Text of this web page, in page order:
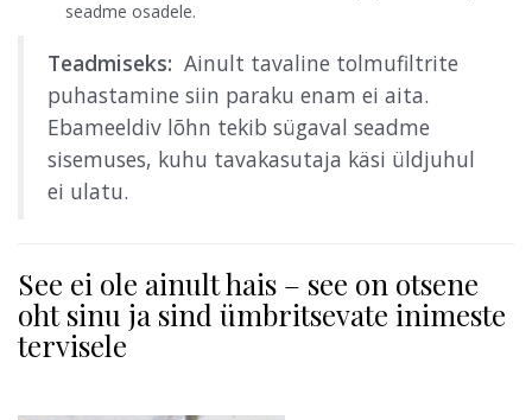
seadme osadele.
Teadmiseks: Ainult tavaline tolmufiltrite
puhastamine siin paraku enam ei aita.
Ebameeldiv lõhn tekib sügaval seadme
sisemuses, kuhu tavakasutaja käsi üldjuhul
ei ulatu.
See ei ole ainult hais – see on otsene
oht sinu ja sind ümbritsevate inimeste
tervisele